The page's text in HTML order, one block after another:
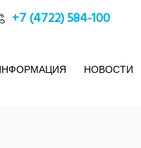
+7 (4722) 584-100
НОВОСТИ